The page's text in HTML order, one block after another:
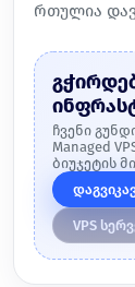
რთულია
ჩვენი
Managed
ბიუჯეტის
VPS